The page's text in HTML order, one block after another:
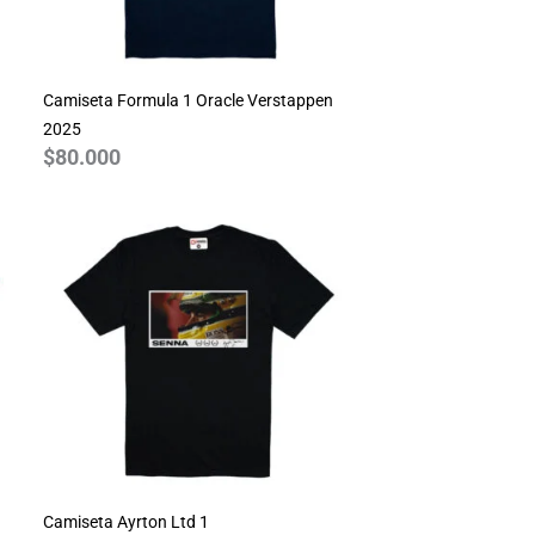
Camiseta Formula 1 Oracle Verstappen
2025
$80.000
Camiseta Ayrton Ltd 1